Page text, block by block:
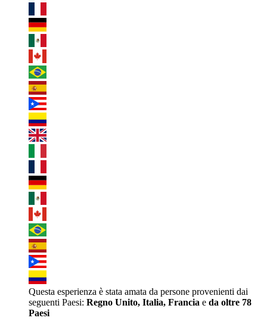
Questa esperienza è stata amata da persone provenienti dai
seguenti Paesi: Regno Unito, Italia, Francia e da oltre 78
Paesi